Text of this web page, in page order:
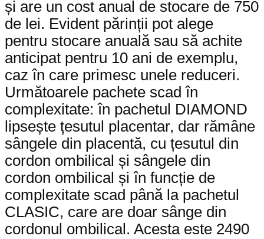
și are un cost anual de stocare de 750
de lei. Evident părinții pot alege
pentru stocare anuală sau să achite
anticipat pentru 10 ani de exemplu,
caz în care primesc unele reduceri.
Următoarele pachete scad în
complexitate: în pachetul DIAMOND
lipsește țesutul placentar, dar rămâne
sângele din placentă, cu țesutul din
cordon ombilical și sângele din
cordon ombilical și în funcție de
complexitate scad până la pachetul
CLASIC, care are doar sânge din
cordonul ombilical. Acesta este 2490